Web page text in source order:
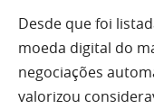
Desde que foi
moeda digital do
negociações
valorizou